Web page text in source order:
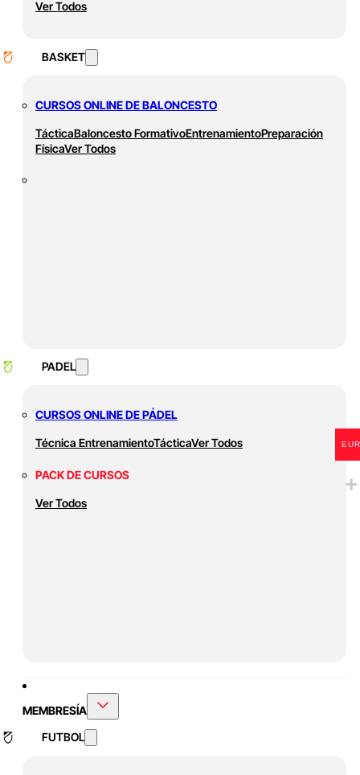
Ver Todos
BASKET
CURSOS ONLINE DE BALONCESTO
TácticaBaloncesto FormativoEntrenamientoPreparación
FísicaVer Todos
PADEL
CURSOS ONLINE DE PÁDEL
Técnica EntrenamientoTácticaVer Todos
PACK DE CURSOS
Ver Todos
MEMBRESÍA
FUTBOL
EUR